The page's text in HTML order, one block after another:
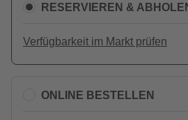
RESERVIEREN &
Verfügbarkeit im Markt prüfen
ONLINE BESTELLEN